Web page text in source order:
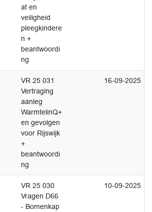
at en
veiligheid
pleegkindere
n +
beantwoordi
ng
VR 25 031
Vertraging
aanleg
WarmtelinQ+
en gevolgen
voor Rijswijk
+
beantwoordi
ng
16-09-2025
VR 25 030
Vragen D66
- Bomenkap
10-09-2025